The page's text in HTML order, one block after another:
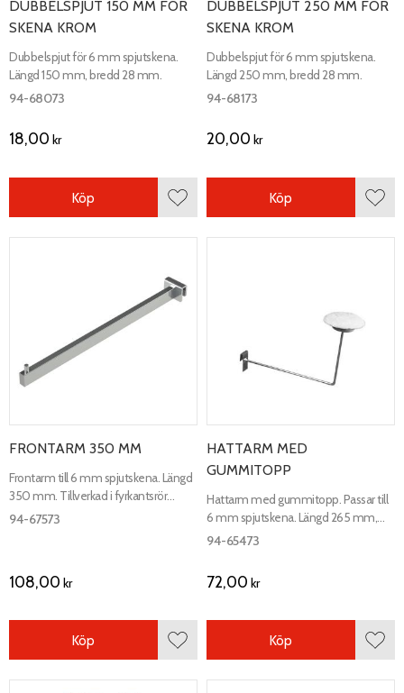
DUBBELSPJUT 150 MM FÖR
SKENA KROM
Dubbelspjut för 6 mm spjutskena.
Längd 150 mm, bredd 28 mm.
94-68073
18,00 kr
Lägg till i favoriter
Köp
DUBBELSPJUT 250 MM FÖR
SKENA KROM
Dubbelspjut för 6 mm spjutskena.
Längd 250 mm, bredd 28 mm.
94-68173
20,00 kr
Köp
FRONTARM 350 MM
Frontarm till 6 mm spjutskena. Längd
350 mm. Tillverkad i fyrkantsrör
10x20 mm.
94-67573
108,00 kr
Lägg till i favoriter
Köp
HATTARM MED
GUMMITOPP
Hattarm med gummitopp. Passar till
6 mm spjutskena. Längd 265 mm,
höjd 180 mm. Zink
94-65473
72,00 kr
Köp